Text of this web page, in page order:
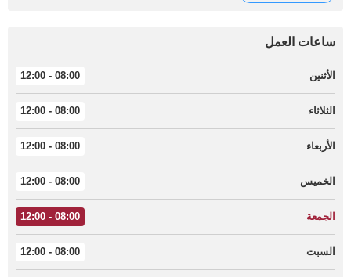
ساعات العمل
الأثنين 08:00 - 12:00
الثلاثاء 08:00 - 12:00
الأربعاء 08:00 - 12:00
الخميس 08:00 - 12:00
الجمعة 08:00 - 12:00
السبت 08:00 - 12:00